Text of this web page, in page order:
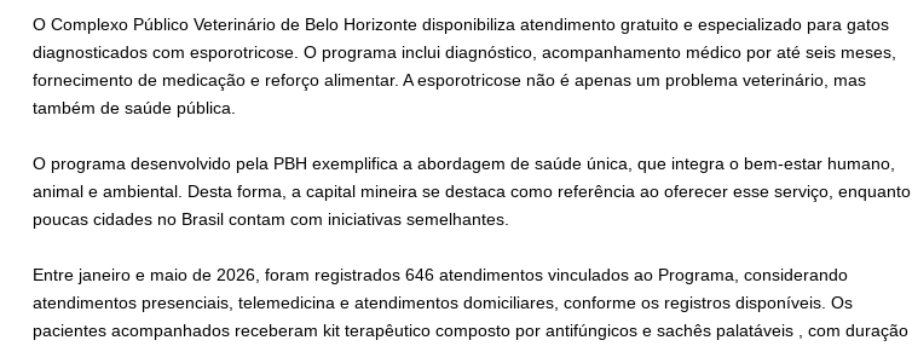
O Complexo Público Veterinário de Belo Horizonte disponibiliza atendimento gratuito e especializado para gatos
diagnosticados com esporotricose. O programa inclui diagnóstico, acompanhamento médico por até seis meses,
fornecimento de medicação e reforço alimentar. A esporotricose não é apenas um problema veterinário, mas
também de saúde pública.
O programa desenvolvido pela PBH exemplifica a abordagem de saúde única, que integra o bem-estar humano,
animal e ambiental. Desta forma, a capital mineira se destaca como referência ao oferecer esse serviço, enquanto
poucas cidades no Brasil contam com iniciativas semelhantes.
Entre janeiro e maio de 2026, foram registrados 646 atendimentos vinculados ao Programa, considerando
atendimentos presenciais, telemedicina e atendimentos domiciliares, conforme os registros disponíveis. Os
pacientes acompanhados receberam kit terapêutico composto por antifúngicos e sachês palatáveis , com duração